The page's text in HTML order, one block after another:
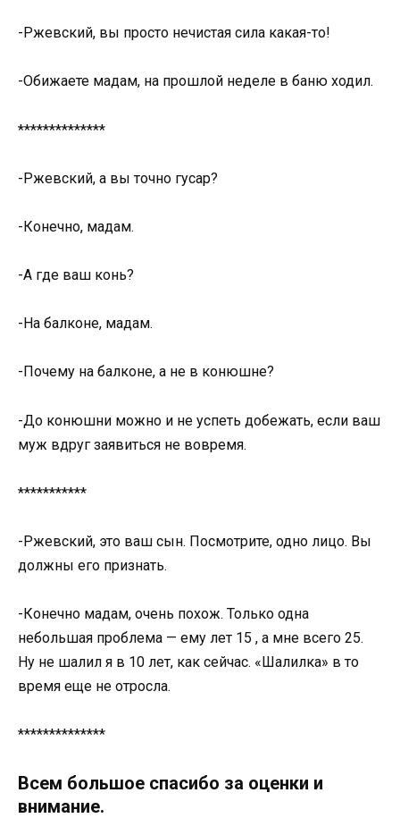
-Ржевский, вы просто нечистая сила какая-то!
-Обижаете мадам, на прошлой неделе в баню ходил.
**************
-Ржевский, а вы точно гусар?
-Конечно, мадам.
-А где ваш конь?
-На балконе, мадам.
-Почему на балконе, а не в конюшне?
-До конюшни можно и не успеть добежать, если ваш
муж вдруг заявиться не вовремя.
***********
-Ржевский, это ваш сын. Посмотрите, одно лицо. Вы
должны его признать.
-Конечно мадам, очень похож. Только одна
небольшая проблема — ему лет 15 , а мне всего 25.
Ну не шалил я в 10 лет, как сейчас. «Шалилка» в то
время еще не отросла.
**************
Всем большое спасибо за оценки и
внимание.